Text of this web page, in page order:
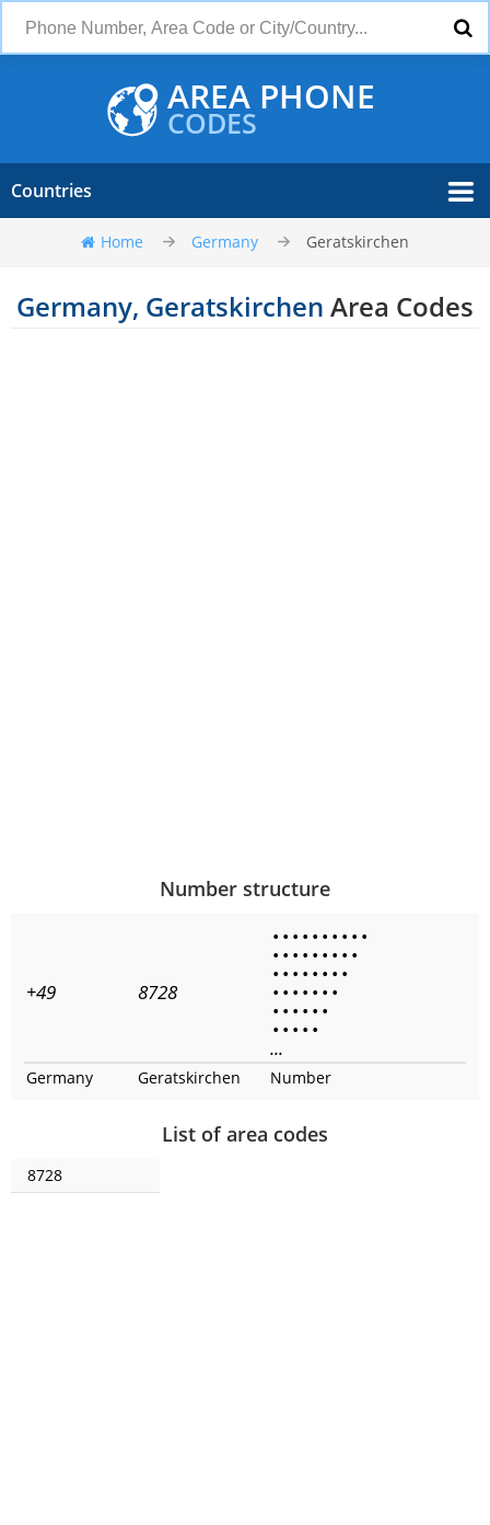
AREA PHONE
CODES
Countries
Home Germany Geratskirchen
Germany, Geratskirchen Area Codes
Number structure
+49 8728
• • • • • • • • • •
• • • • • • • • •
• • • • • • • •
• • • • • • •
• • • • • •
• • • • •
...
Germany Geratskirchen Number
List of area codes
8728